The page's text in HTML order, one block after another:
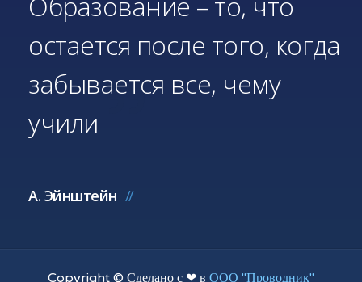
остается после того, когда
забывается все, чему
учили
А. Эйнштейн
Copyright © Сделано с ❤ в ООО "Проводник"